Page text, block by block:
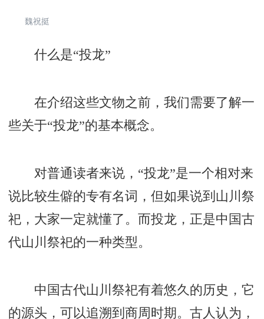
魏祝挺
什么是“投龙”
在介绍这些文物之前，我们需要了解一
些关于“投龙”的基本概念。
对普通读者来说，“投龙”是一个相对来
说比较生僻的专有名词，但如果说到山川祭
祀，大家一定就懂了。而投龙，正是中国古
代山川祭祀的一种类型。
中国古代山川祭祀有着悠久的历史，它
的源头，可以追溯到商周时期。古人认为，